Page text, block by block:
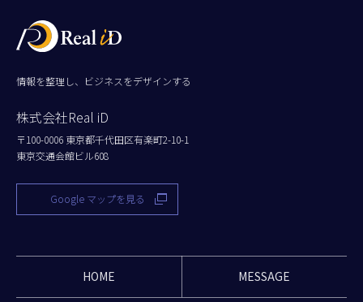
情報を整理し、ビジネスをデザインする
株式会社Real iD
〒100-0006 東京都千代田区有楽町2-10-1
東京交通会館ビル608
Google マップを見る
HOME MESSAGE